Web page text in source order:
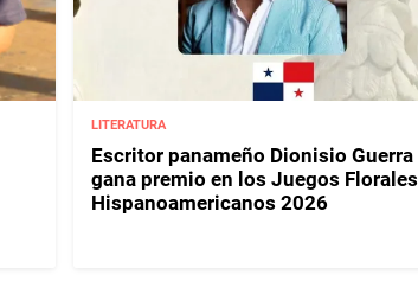
LITERATURA
Escritor panameño Dionisio Guerra
gana premio en los Juegos Florales
Hispanoamericanos 2026